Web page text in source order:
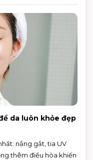
da luôn khỏe đẹp
nắng gắt, tia UV
thêm điều hòa khiến